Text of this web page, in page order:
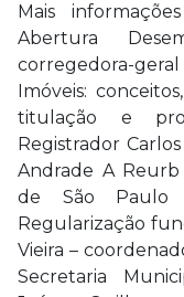
Mais
Abertura
corregedora-
Imóveis:
titulação e
Registrador
Andrade A
de São Paulo
Regularização
Vieira –
Secretaria